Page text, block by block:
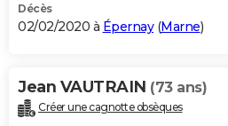
Décès
02/02/2020 à Épernay(Marne)
Jean VAUTRAIN (73 ans)
Créer une cagnotte obsèques